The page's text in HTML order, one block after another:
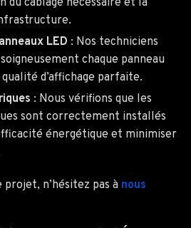
LED : Nos techniciens
chaque panneau
d’affichage parfaite.
: Nous vérifions que les
sont correctement installés
énergétique et minimiser
n’hésitez pas à nous